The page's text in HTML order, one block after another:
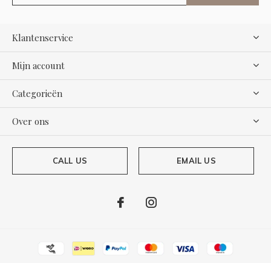
Klantenservice
Mijn account
Categorieën
Over ons
CALL US EMAIL US